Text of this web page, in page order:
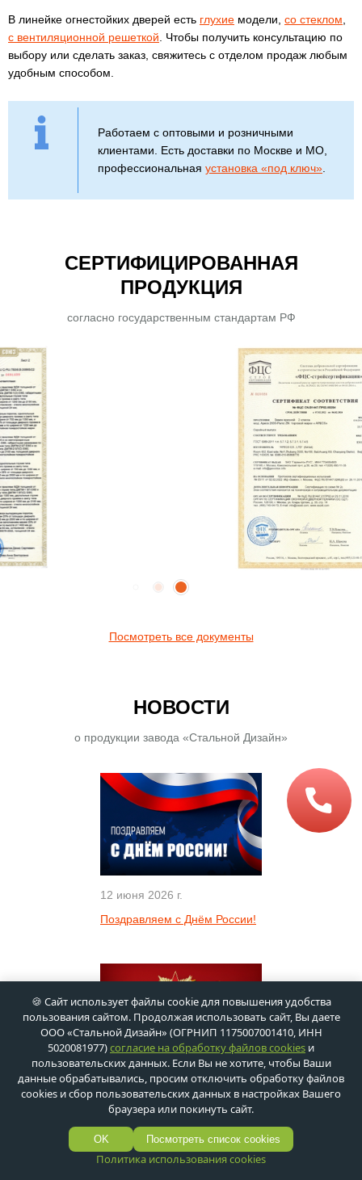
В линейке огнестойких дверей есть глухие модели, со стеклом,
с вентиляционной решеткой. Чтобы получить консультацию по
выбору или сделать заказ, свяжитесь с отделом продаж любым
удобным способом.
Работаем с оптовыми и розничными
клиентами. Есть доставки по Москве и МО,
профессиональная установка «под ключ».
СЕРТИФИЦИРОВАННАЯ
ПРОДУКЦИЯ
согласно государственным стандартам РФ
Посмотреть все документы
НОВОСТИ
о продукции завода «Стальной Дизайн»
12 июня 2026 г.
Поздравляем с Днём России!
7 мая 2026 г.
С Великим праздником –
Днём Победы!
🍪 Сайт использует файлы cookie для повышения удобства
пользования сайтом. Продолжая использовать сайт, Вы даете
ООО «Стальной Дизайн» (ОГРНИП 1175007001410, ИНН
5020081977)согласие на обработку файлов cookies и
пользовательских данных. Если Вы не хотите, чтобы Ваши
данные обрабатывались, просим отключить обработку файлов
cookies и сбор пользовательских данных в настройках Вашего
браузера или покинуть сайт.
OK Посмотреть список cookies
Политика использования cookies